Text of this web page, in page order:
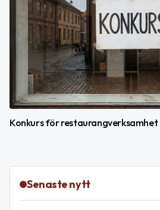
Konkurs för restaurangverksamhet
Senaste nytt